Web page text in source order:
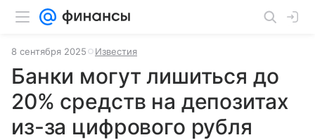
8 сентября 2025 Известия
Банки могут лишиться до
20% средств на депозитах
из-за цифрового рубля